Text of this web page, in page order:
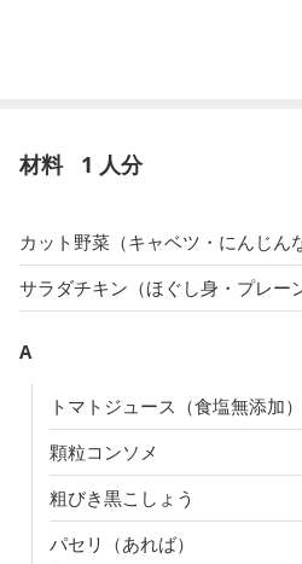
材料 1 人分
カット野菜（キャベツ・にんじん
サラダチキン（ほぐし身・プレー
A
トマトジュース（食塩無添加）
顆粒コンソメ
粗びき黒こしょう
パセリ（あれば）